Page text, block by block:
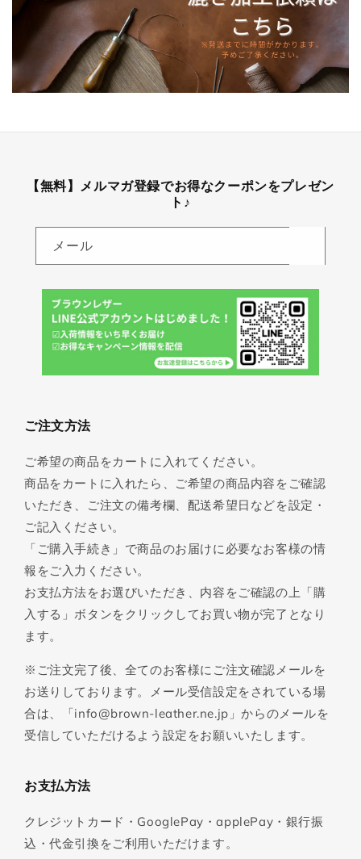
【無料】メルマガ登録でお得なクーポンをプレゼン
ト♪
メール
ご注文方法
ご希望の商品をカートに入れてください。
商品をカートに入れたら、ご希望の商品内容をご確認
いただき、ご注文の備考欄、配送希望日などを設定・
ご記入ください。
「ご購入手続き」で商品のお届けに必要なお客様の情
報をご入力ください。
お支払方法をお選びいただき、内容をご確認の上「購
入する」ボタンをクリックしてお買い物が完了となり
ます。
※ご注文完了後、全てのお客様にご注文確認メールを
お送りしております。メール受信設定をされている場
合は、「info@brown-leather.ne.jp」からのメールを
受信していただけるよう設定をお願いいたします。
お支払方法
クレジットカード・GooglePay・applePay・銀行振
込・代金引換をご利用いただけます。